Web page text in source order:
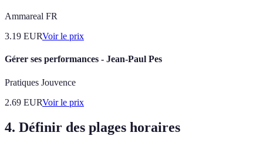
Ammareal FR
3.19 EURVoir le prix
Gérer ses performances - Jean-Paul Pes
Pratiques Jouvence
2.69 EURVoir le prix
4. Définir des plages horaires